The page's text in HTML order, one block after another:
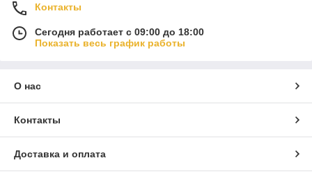
Контакты
Сегодня работает с 09:00 до 18:00
Показать весь график работы
О нас
Контакты
Доставка и оплата